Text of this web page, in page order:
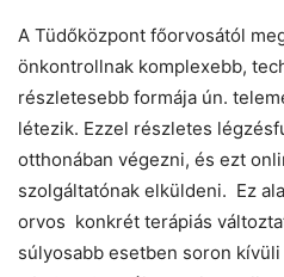
A Tüdőközpont főorvosától
önkontrollnak komplexebb,
részletesebb formája ún.
létezik. Ezzel részletes
otthonában végezni, és ezt
szolgáltatónak elküldeni. Ez
orvos konkrét terápiás
súlyosabb esetben soron